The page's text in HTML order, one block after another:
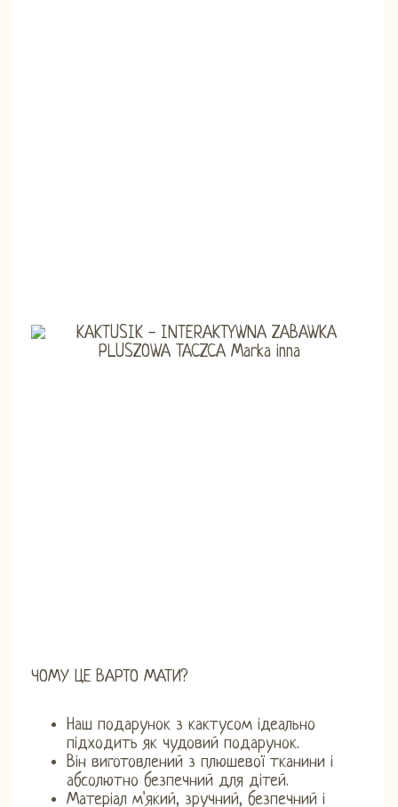
ЧОМУ ЦЕ ВАРТО МАТИ?
Наш подарунок з кактусом ідеально
підходить як чудовий подарунок.
Він виготовлений з плюшевої тканини і
абсолютно безпечний для дітей.
Матеріал м'який, зручний, безпечний і